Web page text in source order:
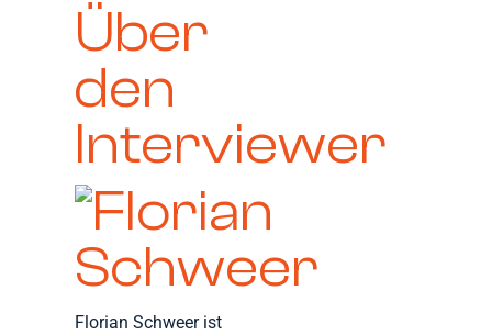
Über
den
Interviewer
Florian Schweer ist